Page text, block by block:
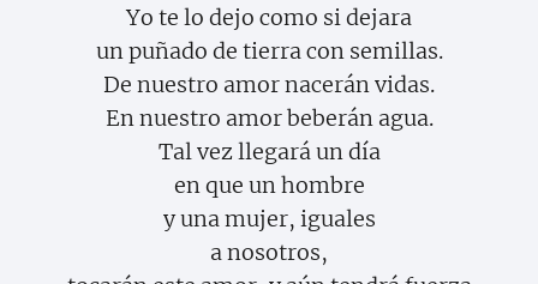
Yo te lo dejo como si dejara
un puñado de tierra con semillas.
De nuestro amor nacerán vidas.
En nuestro amor beberán agua.
Tal vez llegará un día
en que un hombre
y una mujer, iguales
a nosotros,